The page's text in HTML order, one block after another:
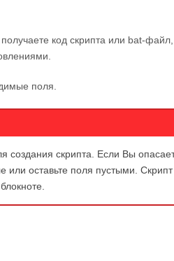
код скрипта или bat-файл,
поля.
создания скрипта. Если Вы
оставьте поля пустыми.